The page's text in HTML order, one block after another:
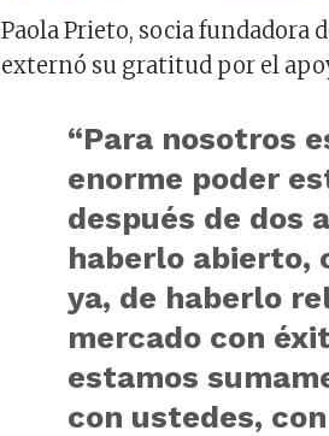
Paola Prieto, socia fundadora
externó su gratitud por el
“Para nosotros
enorme poder
después de dos
haberlo abierto,
ya, de haberlo
mercado con
estamos
con ustedes,